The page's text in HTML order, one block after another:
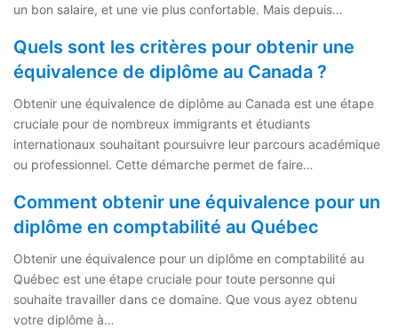
un bon salaire, et une vie plus confortable. Mais depuis…
Quels sont les critères pour obtenir une
équivalence de diplôme au Canada ?
Obtenir une équivalence de diplôme au Canada est une étape
cruciale pour de nombreux immigrants et étudiants
internationaux souhaitant poursuivre leur parcours académique
ou professionnel. Cette démarche permet de faire…
Comment obtenir une équivalence pour un
diplôme en comptabilité au Québec
Obtenir une équivalence pour un diplôme en comptabilité au
Québec est une étape cruciale pour toute personne qui
souhaite travailler dans ce domaine. Que vous ayez obtenu
votre diplôme à…